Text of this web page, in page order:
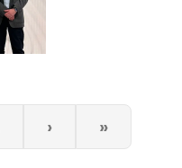
Next
page
› Last
page
»